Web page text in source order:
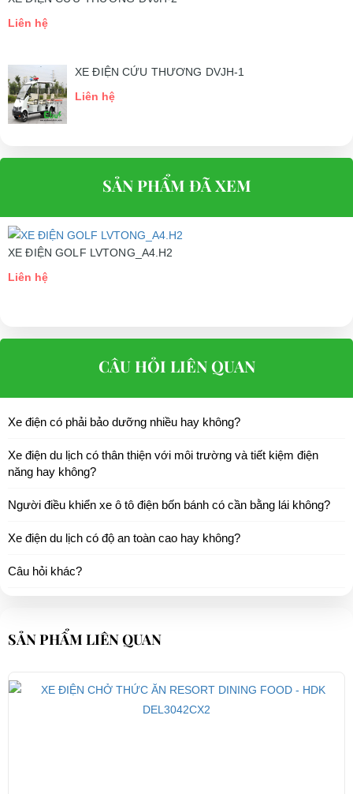
Liên hệ
XE ĐIỆN CỨU THƯƠNG DVJH-1
Liên hệ
SẢN PHẨM ĐÃ XEM
XE ĐIỆN GOLF LVTONG_A4.H2
Liên hệ
CÂU HỎI LIÊN QUAN
Xe điện có phải bảo dưỡng nhiều hay không?
Xe điện du lịch có thân thiện với môi trường và tiết kiệm điện
năng hay không?
Người điều khiển xe ô tô điện bốn bánh có cần bằng lái không?
Xe điện du lịch có độ an toàn cao hay không?
Câu hỏi khác?
SẢN PHẨM LIÊN QUAN